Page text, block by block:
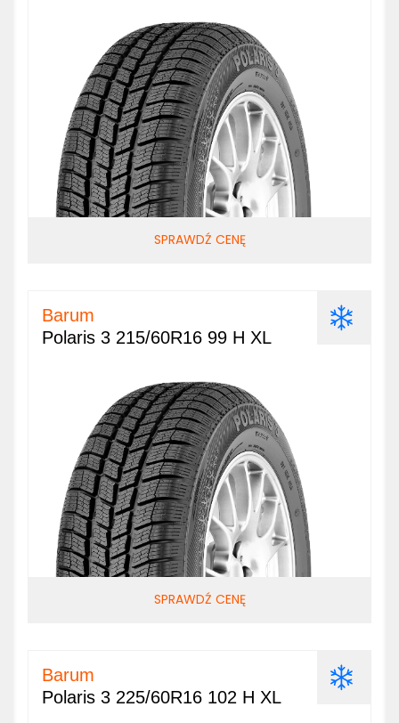
SPRAWDŹ CENĘ
Barum
Polaris 3 215/60R16 99 H XL
SPRAWDŹ CENĘ
Barum
Polaris 3 225/60R16 102 H XL